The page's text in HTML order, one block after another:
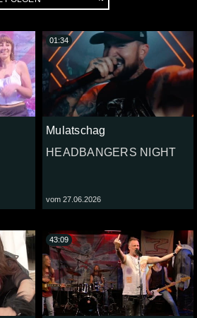
Mulatschag
HEADBANGERS NIGHT
vom 27.06.2026
01:34
43:09